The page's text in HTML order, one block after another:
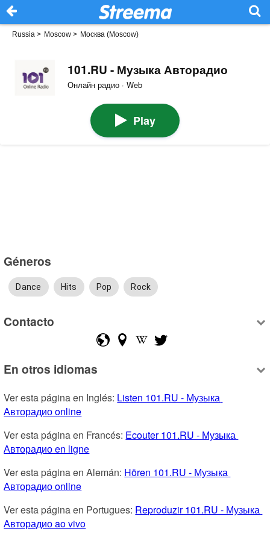
Russia > Moscow > Москва (Moscow)
101.RU - Музыка Авторадио
Онлайн радио · Web
Play
Géneros
Dance Hits Pop Rock
Contacto
En otros idiomas
Ver esta página en Inglés: Listen 101.RU - Музыка
Авторадио online
Ver esta página en Francés: Ecouter 101.RU - Музыка
Авторадио en ligne
Ver esta página en Alemán: Hören 101.RU - Музыка
Авторадио online
Ver esta página en Portugues: Reproduzir 101.RU - Музыка
Авторадио ao vivo